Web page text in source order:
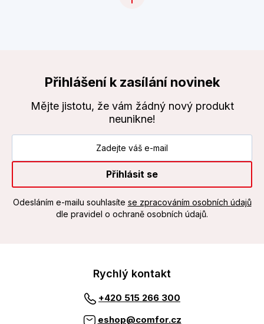
Přihlášení k zasílání novinek
Mějte jistotu, že vám žádný nový produkt
neunikne!
Přihlásit se
Odesláním e-mailu souhlasíte se zpracováním osobních údajů
dle pravidel o ochraně osobních údajů.
Rychlý kontakt
+420 515 266 300
eshop@comfor.cz